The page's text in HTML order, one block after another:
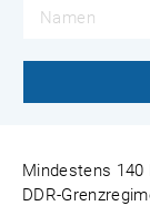
Mindestens
DDR-